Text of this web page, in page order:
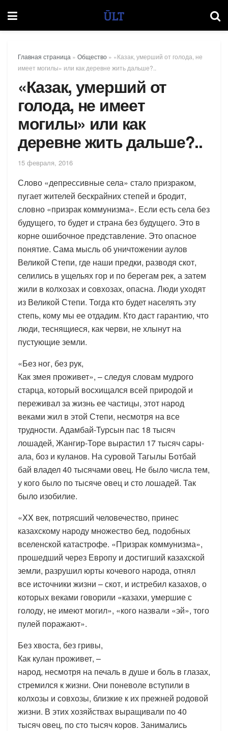
Главная страница » Общество » «Казак, умерший от голода, не
имеет могилы» или как деревне жить дальше?..
«Казак, умерший от
голода, не имеет
могилы» или как
деревне жить дальше?..
15 февраля, 2016
Слово «депрессивные села» стало призраком,
пугает жителей бескрайних степей и бродит,
словно «призрак коммунизма». Если есть села без
будущего, то будет и страна без будущего. Это в
корне ошибочное представление. Это опасное
понятие. Сама мысль об уничтожении аулов
Великой Степи, где наши предки, разводя скот,
селились в ущельях гор и по берегам рек, а затем
жили в колхозах и совхозах, опасна. Люди уходят
из Великой Степи. Тогда кто будет населять эту
степь, кому мы ее отдадим. Кто даст гарантию, что
люди, теснящиеся, как черви, не хлынут на
пустующие земли.
«Без ног, без рук,
Как змея проживет», – следуя словам мудрого
старца, который восхищался всей природой и
переживал за жизнь ее частицы, этот народ
веками жил в этой Степи, несмотря на все
трудности. Адамбай-Турсын пас 18 тысяч
лошадей, Жангир-Торе вырастил 17 тысяч сары-
ала, боз и куланов. На суровой Тагылы Ботбай
бай владел 40 тысячами овец. Не было числа тем,
у кого было по тысяче овец и сто лошадей. Так
было изобилие.
«XX век, потрясший человечество, принес
казахскому народу множество бед, подобных
вселенской катастрофе. «Призрак коммунизма»,
прошедший через Европу и достигший казахской
земли, разрушил юрты кочевого народа, отнял
все источники жизни – скот, и истребил казахов, о
которых веками говорили «казахи, умершие с
голоду, не имеют могил», «кого назвали «эй», того
пулей поражают».
Без хвоста, без гривы,
Как кулан проживет, –
народ, несмотря на печаль в душе и боль в глазах,
стремился к жизни. Они поневоле вступили в
колхозы и совхозы, близкие к их прежней родовой
жизни. В этих хозяйствах выращивали по 40
тысяч овец, по сто тысяч коров. Занимались